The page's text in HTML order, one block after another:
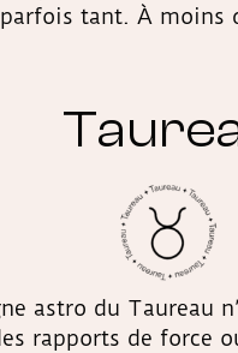
tant. À moins
astro du Taureau
rapports de force